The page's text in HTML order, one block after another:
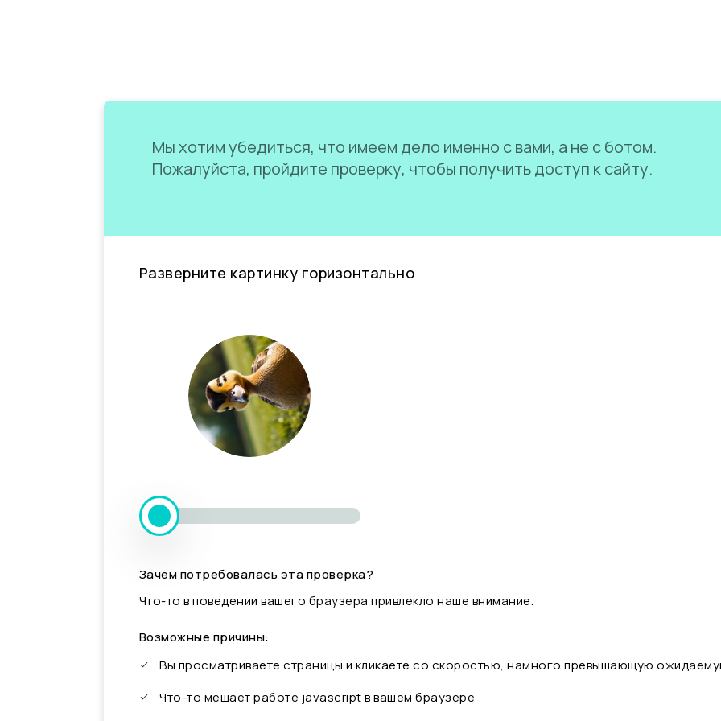
Мы хотим убедиться, что имеем дело именно с вами, а не с ботом.
Пожалуйста, пройдите проверку, чтобы получить доступ к сайту.
Разверните картинку горизонтально
Зачем потребовалась эта проверка?
Что-то в поведении вашего браузера привлекло наше внимание.
Возможные причины:
Вы просматриваете страницы и кликаете со скоростью, намного превышающую
Что-то мешает работе javascript в вашем браузере